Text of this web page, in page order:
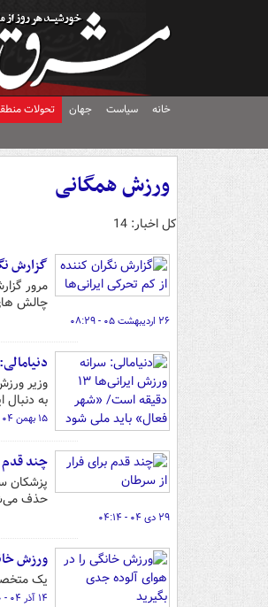
خانه سیاست جهان تحولات
ورزش همگانی
کل اخبار: 14
گزارش
مرور
چالش
۲۶ اردیبهشت ۰۵ - ۰۸:۲۹
دنیامالی: سرانه
به دنبال
۱۵ بهمن ۰۴ - ۱۲:۰۶
چند قدم
پزشکان
حذف
۲۹ دی ۰۴ - ۰۴:۱۴
ورزش
یک
۱۴ آذر ۰۴ - ۰۲:۳۰